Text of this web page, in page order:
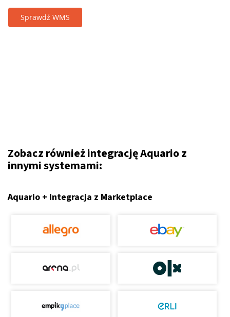
Sprawdź WMS
Zobacz również integrację Aquario z
innymi systemami:
Aquario + Integracja z Marketplace